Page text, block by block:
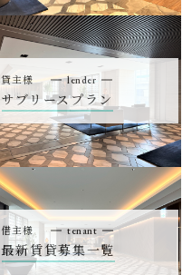
借主様 tenant
最新賃貸募集一覧
貸主様 lender
サブリースプラン